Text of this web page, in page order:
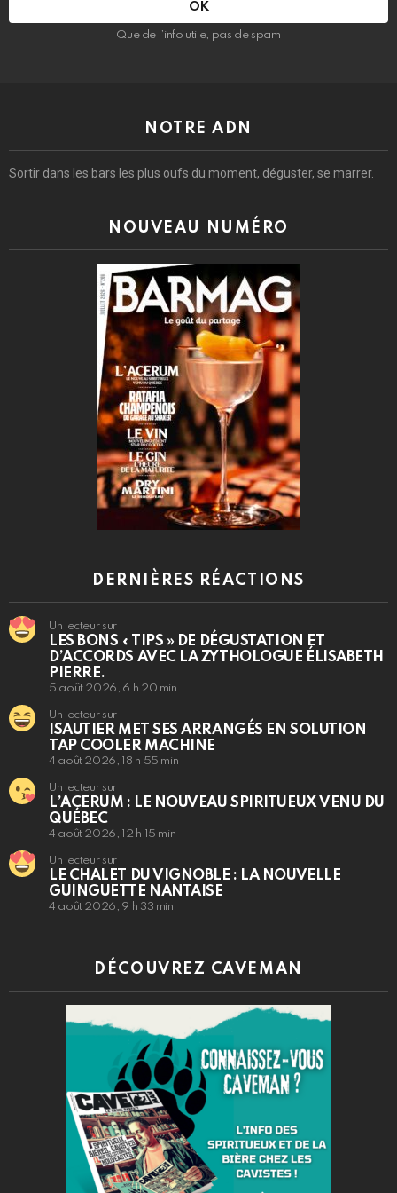
Que de l’info utile, pas de spam
NOTRE ADN
Sortir dans les bars les plus oufs du moment, déguster, se marrer.
NOUVEAU NUMÉRO
DERNIÈRES RÉACTIONS
Un lecteur sur
LES BONS « TIPS » DE DÉGUSTATION ET
D’ACCORDS AVEC LA ZYTHOLOGUE ÉLISABETH
PIERRE.
5 août 2026, 6 h 20 min
Un lecteur sur
ISAUTIER MET SES ARRANGÉS EN SOLUTION
TAP COOLER MACHINE
4 août 2026, 18 h 55 min
Un lecteur sur
L’ACERUM : LE NOUVEAU SPIRITUEUX VENU DU
QUÉBEC
4 août 2026, 12 h 15 min
Un lecteur sur
LE CHALET DU VIGNOBLE : LA NOUVELLE
GUINGUETTE NANTAISE
4 août 2026, 9 h 33 min
DÉCOUVREZ CAVEMAN